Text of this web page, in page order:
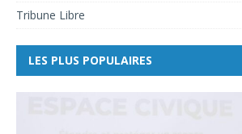
Tribune Libre
LES PLUS POPULAIRES